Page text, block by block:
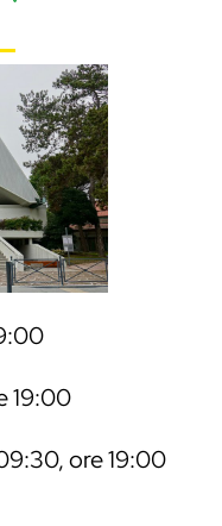
19:00
ore 19:00